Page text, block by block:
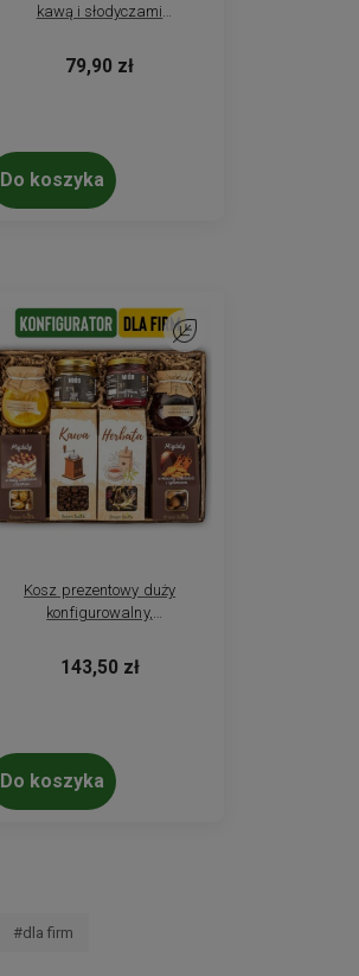
kawą i słodyczami
personalizowany. Prezent dla
firm
79,90 zł
Do koszyka
Kosz prezentowy duży
konfigurowalny,
firm, prezent na święta
143,50 zł
Do koszyka
Do ulubionych
#dla firm